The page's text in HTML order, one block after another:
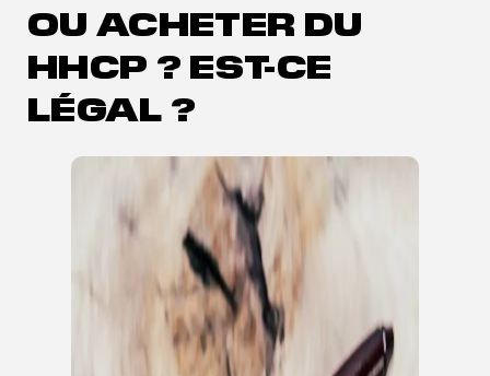
OU ACHETER DU
HHCP ? EST-CE
LÉGAL ?